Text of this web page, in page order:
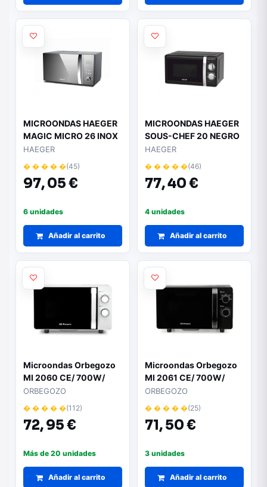
MICROONDAS HAEGER
MAGIC MICRO 26 INOX
HAEGER
� � � � �(45)
97,05 €
6 unidades
Añadir al carrito
MICROONDAS HAEGER
SOUS-CHEF 20 NEGRO
HAEGER
� � � � �(46)
77,40 €
4 unidades
Añadir al carrito
Microondas Orbegozo
MI 2060 CE/ 700W/
Capacidad 20L/ Blanco
ORBEGOZO
� � � � �(112)
72,95 €
Más de 20 unidades
Añadir al carrito
Microondas Orbegozo
MI 2061 CE/ 700W/
Capacidad 20L/ Negro
ORBEGOZO
� � � � �(25)
71,50 €
3 unidades
Añadir al carrito